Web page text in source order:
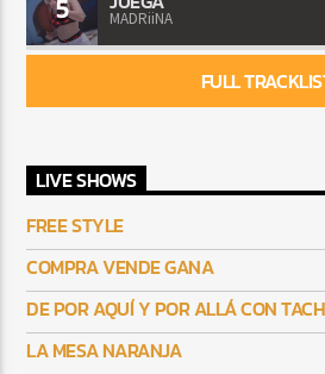
5 MADRiiNA
FULL
LIVE SHOWS
FREE STYLE
COMPRA VENDE GANA
DE POR AQUÍ Y POR ALLÁ CON
LA MESA NARANJA